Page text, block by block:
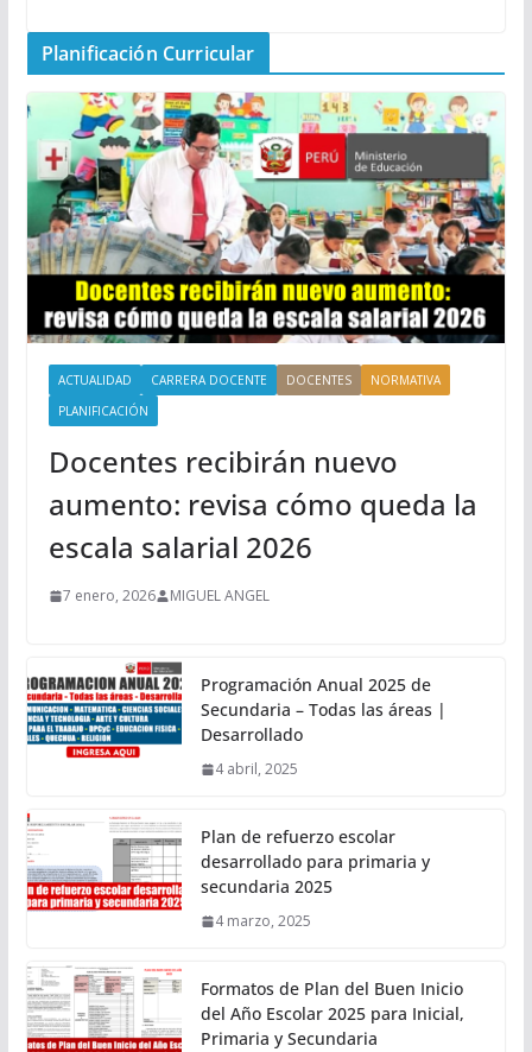
Planificación Curricular
ACTUALIDAD CARRERA DOCENTE DOCENTES
NORMATIVA
PLANIFICACIÓN
Docentes recibirán nuevo
aumento: revisa cómo queda la
escala salarial 2026
7 enero, 2026 MIGUEL ANGEL
Programación Anual 2025 de
Secundaria – Todas las áreas |
Desarrollado
4 abril, 2025
Plan de refuerzo escolar
desarrollado para primaria y
secundaria 2025
4 marzo, 2025
Formatos de Plan del Buen Inicio
del Año Escolar 2025 para Inicial,
Primaria y Secundaria